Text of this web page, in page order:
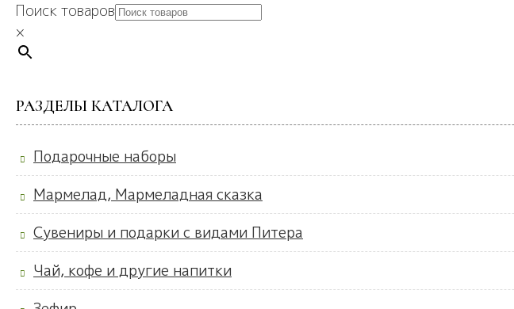
Поиск товаров
×
РАЗДЕЛЫ КАТАЛОГА
Подарочные наборы
Мармелад, Мармеладная сказка
Сувениры и подарки с видами Питера
Чай, кофе и другие напитки